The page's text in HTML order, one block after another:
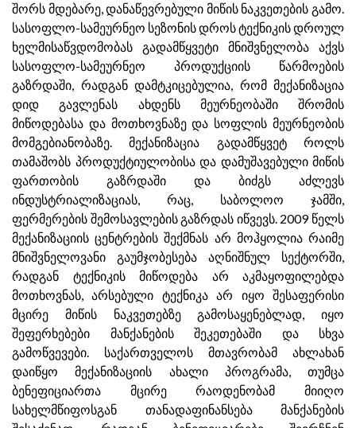
შორს მდებარე, დანაწევრებული მიწის ნაკვეთების გამო.
სასოფლო-სამეურნეო სეზონის დროს ტექნიკის დროულ
ხელმისაწვდომობას გადამწყვეტი მნიშვნელობა აქვს
სასოფლო-სამეურნეო პროდუქციის წარმოების
გაზრდაში, რადგან დამტკიცებულია, რომ მექანიზაცია
დიდ გავლენას ახდენს მეურნეობაში შრომის
მიწოდებასა და მოთხოვნაზე და სოფლის მეურნეობის
მომგებიანობაზე. მექანიზაცია გადამწყვეტ როლს
თამაშობს პროდუქტიულობისა და დამუშავებული მიწის
ფართობის გაზრდაში და ბიძგს აძლევს
ინდუსტრიალიზაციას, რაც, საბოლოო ჯამში,
ფერმერების შემოსავლების გაზრდას იწვევს. 2009 წელს
მექანიზაციის ცენტრების შექმნას არ მოჰყოლია რაიმე
მნიშვნელოვანი გაუმჯობესება აღნიშნულ სექტორში,
რადგან ტექნიკის მიწოდება არ აკმაყოფილებდა
მოთხოვნას, არსებული ტექნიკა არ იყო შესაფერისი
მცირე მიწის ნაკვეთებზე გამოსაყენებლად, იყო
შეფერხებები მანქანების შეკეთებაში და სხვა
გამოწვევები. საქართველოს მთავრობამ ახლახან
დაიწყო მექანიზაციის ახალი პროგრამა, თუმცა
ბენეფიციართა მცირე რაოდენობამ მიიღო
სახელმწიფოსგან თანადაფინანსება მანქანების